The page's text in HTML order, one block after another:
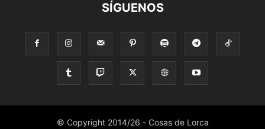
SÍGUENOS
© Copyright 2014/26 - Cosas de Lorca